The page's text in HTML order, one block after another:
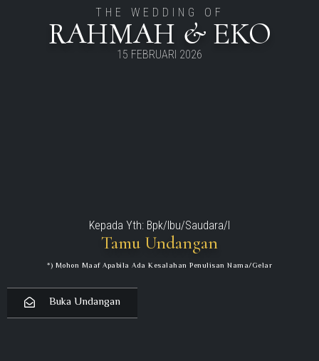
THE WEDDING OF
RAHMAH & EKO
15 FEBRUARI 2026
Kepada Yth: Bpk/Ibu/Saudara/I
Tamu Undangan
*) Mohon Maaf Apabila Ada Kesalahan Penulisan Nama/gelar
Buka Undangan